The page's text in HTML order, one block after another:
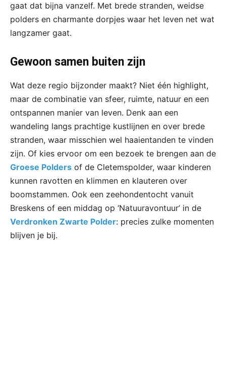
gaat dat bijna vanzelf. Met brede stranden, weidse
polders en charmante dorpjes waar het leven net wat
langzamer gaat.
Gewoon samen buiten zijn
Wat deze regio bijzonder maakt? Niet één highlight,
maar de combinatie van sfeer, ruimte, natuur en een
ontspannen manier van leven. Denk aan een
wandeling langs prachtige kustlijnen en over brede
stranden, waar misschien wel haaientanden te vinden
zijn. Of kies ervoor om een bezoek te brengen aan de
Groese Polders of de Cletemspolder, waar kinderen
kunnen ravotten en klimmen en klauteren over
boomstammen. Ook een zeehondentocht vanuit
Breskens of een middag op ‘Natuuravontuur’ in de
Verdronken Zwarte Polder: precies zulke momenten
blijven je bij.